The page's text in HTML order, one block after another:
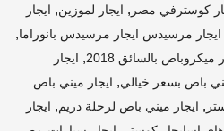
كوسترفي مصر , ايجار لموزين, ايجار
ايجار مرسيدس ايجار مرسيدس بانوراما,
ميكروباص بالسائق 2018 , ايجار
باص بسعر خيالي, ايجار ميني باص
, ايجار ميني باص لرحلة دريم, ايجار